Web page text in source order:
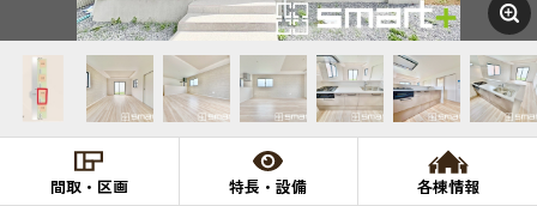
間取・区画 特長・設備 各棟情報